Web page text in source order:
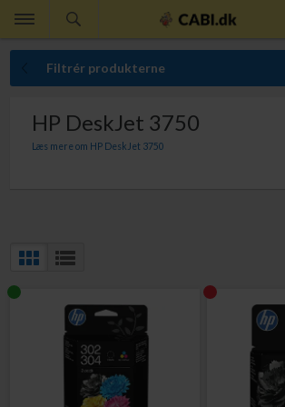
Filtrér produkterne
HP DeskJet 3750
Læs mere om HP DeskJet 3750